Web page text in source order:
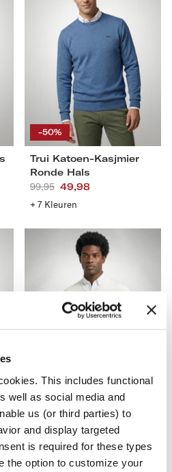
This includes functional
well as social media and
us (or third parties) to
and display targeted
is required for these types
the option to customize your
-50%
S M L XL
XXL 3XL 4XL
Trui Katoen-Kasjmier
Ronde Hals
Aanbevolen
prijs
99,95 Actieprijs
49,98
+ 7 Kleuren
-50%
XXL 3XL 4XL
Trui Katoen-Kasjmier V-
Hals
Aanbevolen
prijs
99,95 Actieprijs
49,98
+ 7 Kleuren